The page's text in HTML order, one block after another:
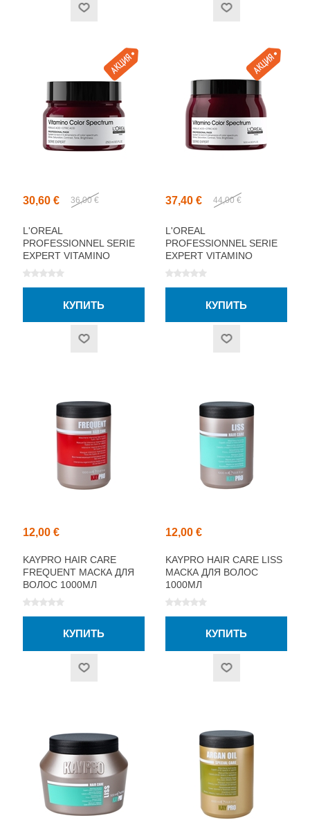
30,60 € 36,00 €
L'OREAL
PROFESSIONNEL SERIE
EXPERT VITAMINO
COLOR SPECTRUM
37,40 € 44,00 €
L'OREAL
PROFESSIONNEL SERIE
EXPERT VITAMINO
COLOR SPECTRUM
12,00 €
KAYPRO HAIR CARE
FREQUENT МАСКА ДЛЯ
ВОЛОС 1000МЛ
12,00 €
KAYPRO HAIR CARE LISS
МАСКА ДЛЯ ВОЛОС
1000МЛ